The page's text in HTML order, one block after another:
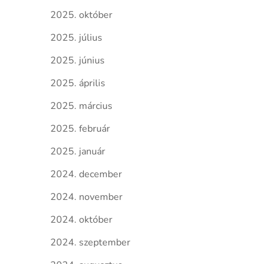
2025. október
2025. július
2025. június
2025. április
2025. március
2025. február
2025. január
2024. december
2024. november
2024. október
2024. szeptember